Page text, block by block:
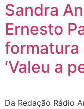
Sandra
Ernesto
formatura
‘Valeu a
Da Redação Rádio